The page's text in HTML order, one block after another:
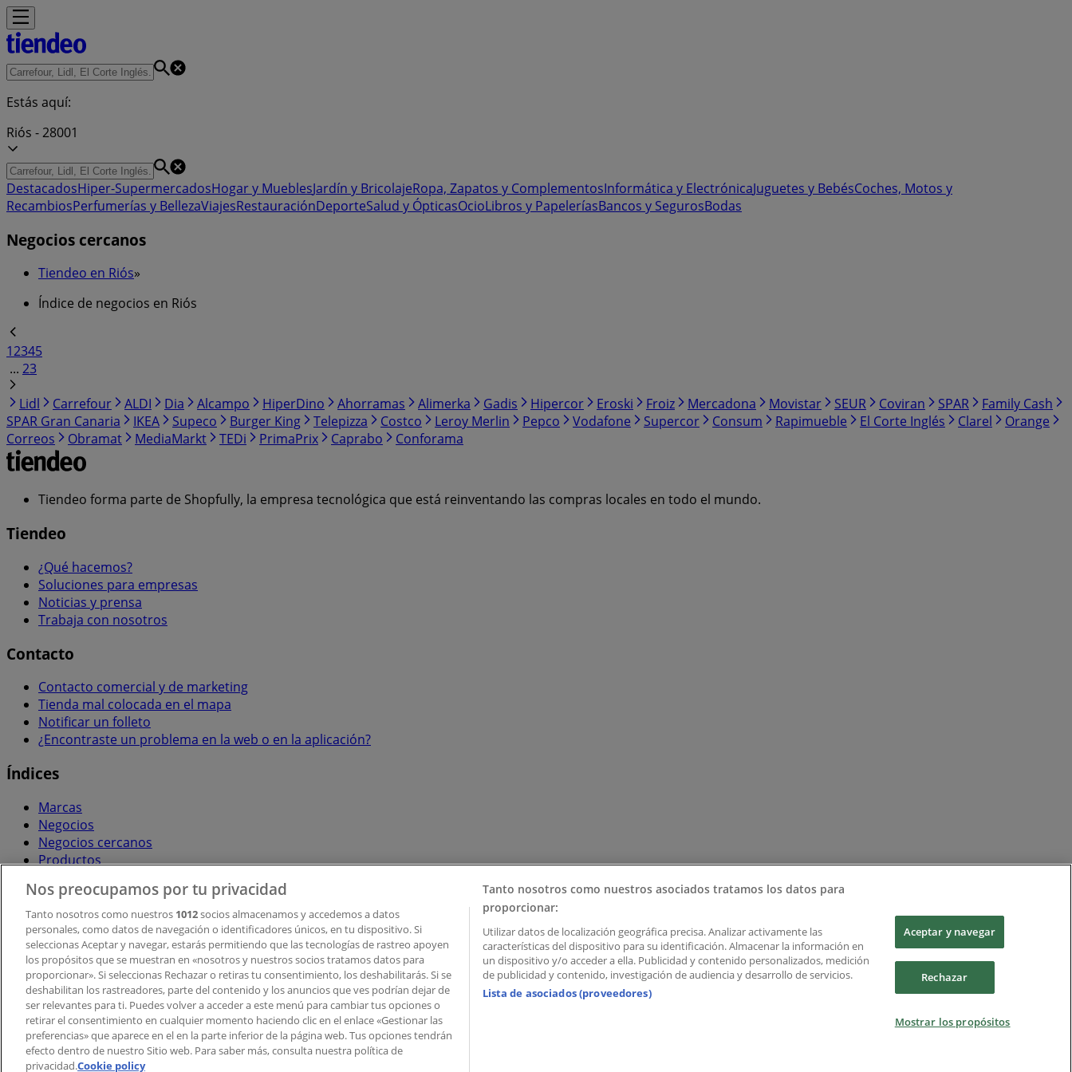
Estás aquí:
Riós - 28001
DestacadosHiper-SupermercadosHogar y MueblesJardín y BricolajeRopa, Zapatos y ComplementosInformática y ElectrónicaJuguetes y BebésCoches, Motos y
RecambiosPerfumerías y BellezaViajesRestauraciónDeporteSalud y ÓpticasOcioLibros y PapeleríasBancos y SegurosBodas
Negocios cercanos
Tiendeo en Riós»
Índice de negocios en Riós
12345
... 23
Lidl
Carrefour ALDI Dia Alcampo HiperDino Ahorramas Alimerka Gadis Hipercor Eroski Froiz Mercadona Movistar SEUR Coviran SPAR
Family Cash
SPAR Gran Canaria
IKEA Supeco Burger King Telepizza Costco Leroy Merlin Pepco Vodafone Supercor Consum Rapimueble El Corte Inglés Clarel
Orange
Correos
Obramat MediaMarkt TEDi PrimaPrix Caprabo Conforama
Tiendeo forma parte de Shopfully, la empresa tecnológica que está reinventando las compras locales en todo el mundo.
Tiendeo
¿Qué hacemos?
Soluciones para empresas
Noticias y prensa
Trabaja con nosotros
Contacto
Contacto comercial y de marketing
Tienda mal colocada en el mapa
Notificar un folleto
¿Encontraste un problema en la web o en la aplicación?
Índices
Marcas
Negocios
Negocios cercanos
Productos
Descargar la APP Tiendeo
Copyright © Tiendeo ® 2026 · Shopfully Marketing S.L.U. – Palau de Mar – 08039 Barcelona, Spain
Términos y condicionesPolítica de privacidad
Nos preocupamos por tu privacidad
Tanto nosotros como nuestros 1012socios almacenamos y accedemos a datos
personales, como datos de navegación o identificadores únicos, en tu dispositivo. Si
seleccionas Aceptar y navegar, estarás permitiendo que las tecnologías de rastreo apoyen
los propósitos que se muestran en «nosotros y nuestros socios tratamos datos para
proporcionar». Si seleccionas Rechazar o retiras tu consentimiento, los deshabilitarás. Si se
deshabilitan los rastreadores, parte del contenido y los anuncios que ves podrían dejar de
ser relevantes para ti. Puedes volver a acceder a este menú para cambiar tus opciones o
retirar el consentimiento en cualquier momento haciendo clic en el enlace «Gestionar las
preferencias» que aparece en el en la parte inferior de la página web. Tus opciones tendrán
efecto dentro de nuestro Sitio web. Para saber más, consulta nuestra política de
privacidad.Cookie policy
Tanto nosotros como nuestros asociados tratamos los datos para
proporcionar:
Utilizar datos de localización geográfica precisa. Analizar activamente las
características del dispositivo para su identificación. Almacenar la información en
un dispositivo y/o acceder a ella. Publicidad y contenido personalizados, medición
de publicidad y contenido, investigación de audiencia y desarrollo de servicios.
Lista de asociados (proveedores)
Aceptar y navegar
Rechazar
Mostrar los propósitos